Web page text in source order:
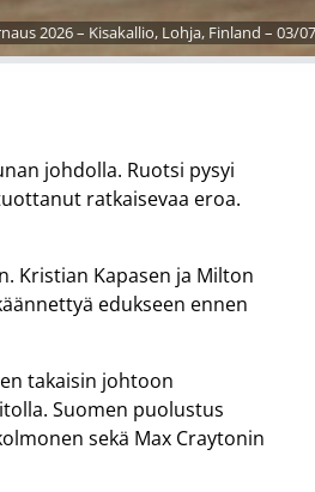
2026 – Kisakallio, Lohja, Finland – 03/
johdolla. Ruotsi pysyi
ratkaisevaa eroa.
Kristian Kapasen ja Milton
edukseen ennen
takaisin johtoon
Suomen puolustus
sekä Max Craytonin